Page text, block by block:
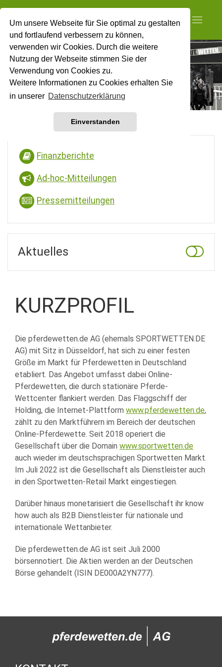
Um unsere Webseite für Sie optimal zu gestalten
und fortlaufend verbessern zu können,
verwenden wir Cookies. Durch die weitere
Nutzung der Webseite stimmen Sie der
Verwendung von Cookies zu.
Weitere Informationen zu Cookies erhalten Sie
in unserer Datenschutzerklärung
Einverstanden
Finanzberichte
Ad-hoc-Mitteilungen
Pressemitteilungen
Aktuelles
KURZPROFIL
Die pferdewetten.de AG (ehemals SPORTWETTEN.DE
AG) mit Sitz in Düsseldorf, hat sich zu einer festen
Größe im Markt für Pferdewetten in Deutschland
etabliert. Das Angebot umfasst dabei Online-
Pferdewetten, die durch stationäre Pferde-
Wettcenter flankiert werden. Das Flaggschiff der
Holding, die Internet-Plattform www.pferdewetten.de,
zählt zu den Marktführern im Bereich der deutschen
Online-Pferdewette. Seit 2018 operiert die
Gesellschaft über die Domain www.sportwetten.de
auch wieder im deutschsprachigen Sportwetten Markt.
Im Juli 2022 ist die Gesellschaft als Dienstleister auch
in den Sportwetten-Retail Markt eingestiegen.
Darüber hinaus monetarisiert die Gesellschaft ihr know
how auch als B2B Dienstleister für nationale und
internationale Wettanbieter.
Die pferdewetten.de AG ist seit Juli 2000
börsennotiert. Die Aktien werden an der Deutschen
Börse gehandelt (ISIN DE000A2YN777).